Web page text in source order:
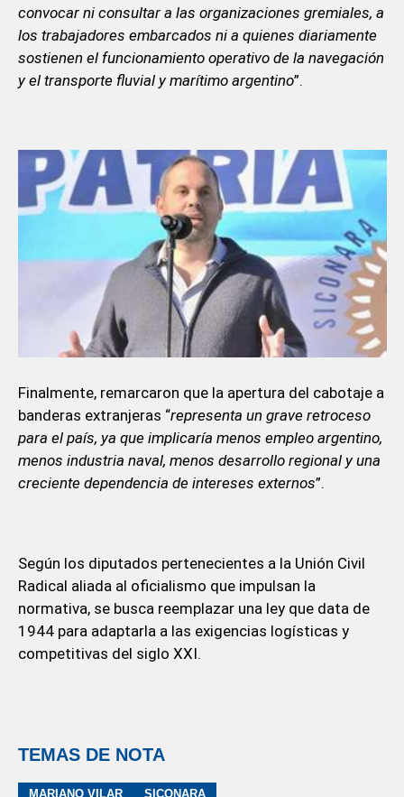
convocar ni consultar a las organizaciones gremiales, a
los trabajadores embarcados ni a quienes diariamente
sostienen el funcionamiento operativo de la navegación
y el transporte fluvial y marítimo argentino”.
Finalmente, remarcaron que la apertura del cabotaje a
banderas extranjeras “representa un grave retroceso
para el país, ya que implicaría menos empleo argentino,
menos industria naval, menos desarrollo regional y una
creciente dependencia de intereses externos”.
Según los diputados pertenecientes a la Unión Civil
Radical aliada al oficialismo que impulsan la
normativa, se busca reemplazar una ley que data de
1944 para adaptarla a las exigencias logísticas y
competitivas del siglo XXI.
TEMAS DE NOTA
MARIANO VILAR SICONARA